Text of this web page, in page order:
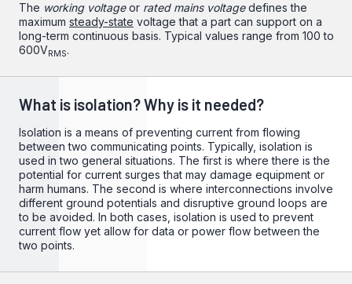
The working voltageor rated mains voltagedefines the
maximum steady-state voltage that a part can support on a
long-term continuous basis. Typical values range from 100 to
600VRMS.
What is isolation? Why is it needed?
Isolation is a means of preventing current from flowing
between two communicating points. Typically, isolation is
used in two general situations. The first is where there is the
potential for current surges that may damage equipment or
harm humans. The second is where interconnections involve
different ground potentials and disruptive ground loops are
to be avoided. In both cases, isolation is used to prevent
current flow yet allow for data or power flow between the
two points.